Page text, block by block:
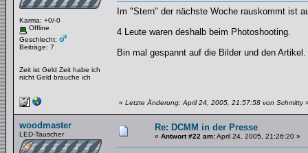
Karma: +0/-0
Offline
Geschlecht:
Beiträge: 7
Zeit ist Geld Zeit habe ich
nicht Geld brauche ich
Im "Stern" der nächste Woche rauskommt ist
4 Leute waren deshalb beim Photoshooting.
Bin mal gespannt auf die Bilder und den Artikel.
« Letzte Änderung: April 24, 2005, 21:57:58 von Schmitty
woodmaster
LED-Tauscher
Re: DCMM in der Presse
« Antwort #22 am:April 24, 2005, 21:26:20 »